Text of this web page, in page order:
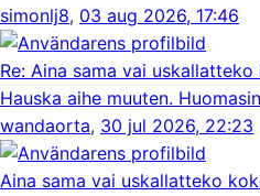
simonlj8, 03 aug 2026, 17:46
Re: Aina sama vai
Hauska aihe muuten.
wandaorta, 30 jul 2026, 22:23
Aina sama vai uskallatteko